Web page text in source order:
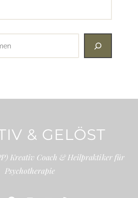
& GELÖST
Kreativ Coach & Heilpraktiker für
Psychotherapie